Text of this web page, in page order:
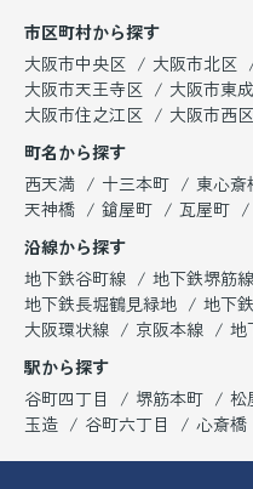
市区町村から探す
大阪市中央区
大阪市北区
大阪市天王寺区
大阪市東
大阪市住之江区
大阪市西区
町名から探す
西天満
十三本町 東心斎
天神橋
鎗屋町 瓦屋町
沿線から探す
地下鉄谷町線
地下鉄堺筋線
地下鉄長堀鶴見緑地
地下
大阪環状線
京阪本線 地
駅から探す
谷町四丁目
堺筋本町 松
玉造
谷町六丁目 心斎橋